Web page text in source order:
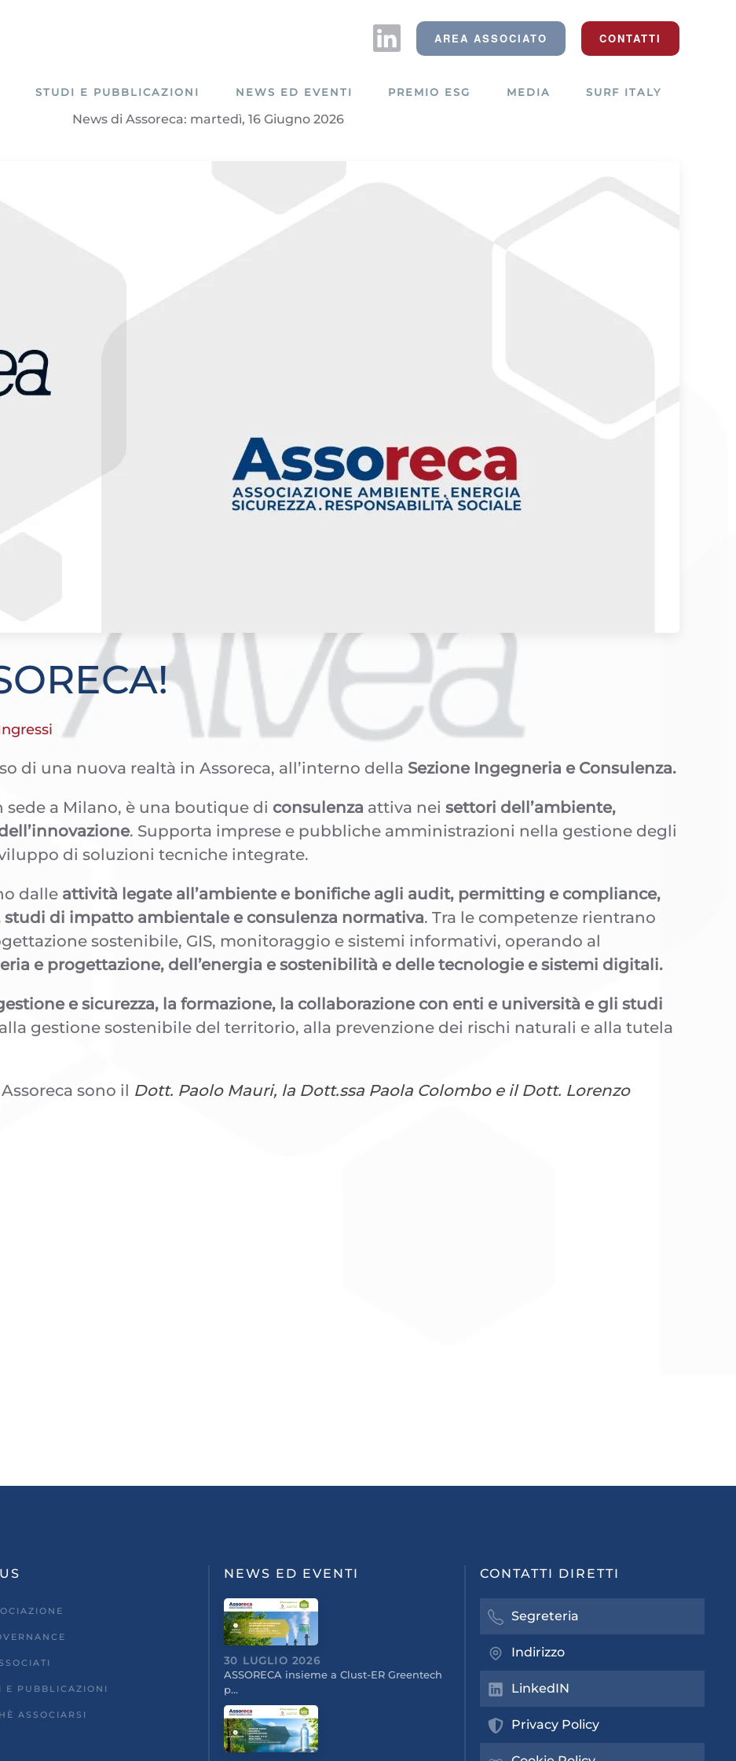
AREA ASSOCIATO CONTATTI
STUDI E PUBBLICAZIONI NEWS ED EVENTI PREMIO ESG MEDIA SURF ITALY
News di Assoreca: martedì, 16 Giugno 2026
di una nuova realtà in Assoreca, all’interno della Sezione Ingegneria e Consulenza.
sede a Milano, è una boutique di consulenza attiva nei settori dell’ambiente,
. Supporta imprese e pubbliche amministrazioni nella gestione degli
di soluzioni tecniche integrate.
dalle attività legate all’ambiente e bonifiche agli audit, permitting e compliance,
di impatto ambientale e consulenza normativa. Tra le competenze rientrano
sostenibile, GIS, monitoraggio e sistemi informativi, operando al
e progettazione, dell’energia e sostenibilità e delle tecnologie e sistemi digitali.
e sicurezza, la formazione, la collaborazione con enti e università e gli studi
gestione sostenibile del territorio, alla prevenzione dei rischi naturali e alla tutela
sono il Dott. Paolo Mauri, la Dott.ssa Paola Colombo e il Dott. Lorenzo
E PUBBLICAZIONI
ASSOCIARSI
NEWS ED EVENTI
30 LUGLIO 2026
ASSORECA insieme a Clust-ER Greentech
p…
CONTATTI DIRETTI
Segreteria
Indirizzo
LinkedIN
Privacy Policy